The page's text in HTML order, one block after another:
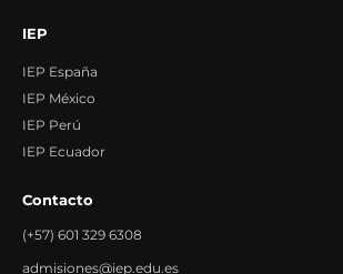
IEP
IEP España
IEP México
IEP Perú
IEP Ecuador
Contacto
(+57) 601 329 6308
admisiones@iep.edu.es